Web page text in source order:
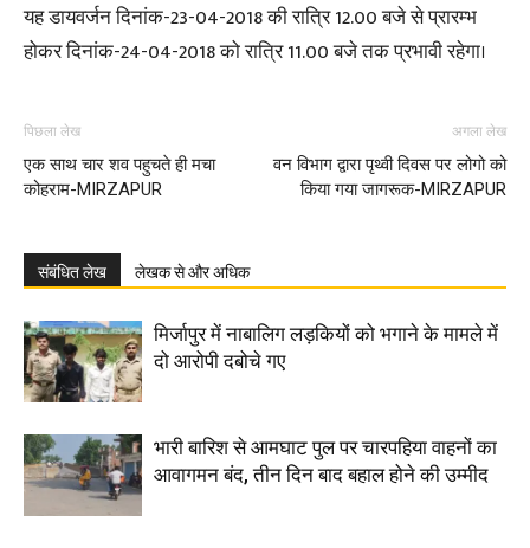
यह डायवर्जन दिनांक-23-04-2018 की रात्रि 12.00 बजे से प्रारम्भ
होकर दिनांक-24-04-2018 को रात्रि 11.00 बजे तक प्रभावी रहेगा।
पिछला लेख
एक साथ चार शव पहुचते ही मचा
कोहराम-MIRZAPUR
अगला लेख
वन विभाग द्वारा पृथ्वी दिवस पर लोगो को
किया गया जागरूक-MIRZAPUR
संबंधित लेख लेखक से और अधिक
मिर्जापुर में नाबालिग लड़कियों को भगाने के मामले में
दो आरोपी दबोचे गए
भारी बारिश से आमघाट पुल पर चारपहिया वाहनों का
आवागमन बंद, तीन दिन बाद बहाल होने की उम्मीद